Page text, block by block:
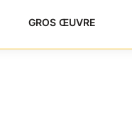
GROS ŒUVRE